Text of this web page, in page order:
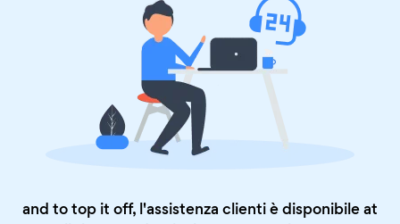
and to top it off, l'assistenza clienti è disponibile at